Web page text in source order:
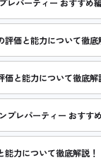
レパーティー おすすめ
評価と能力について徹底
価と能力について徹底解
プレパーティー おすす
能力について徹底解説！